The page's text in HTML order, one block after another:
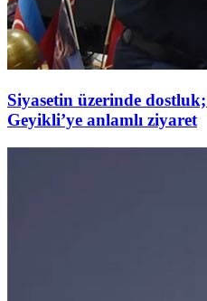
Siyasetin üzerinde
Geyikli’ye anlamlı ziyaret